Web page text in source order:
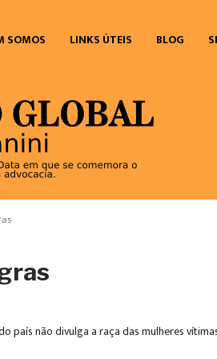
SOMOS LINKS ÚTEIS BLOG
país não divulga a raça das mulheres